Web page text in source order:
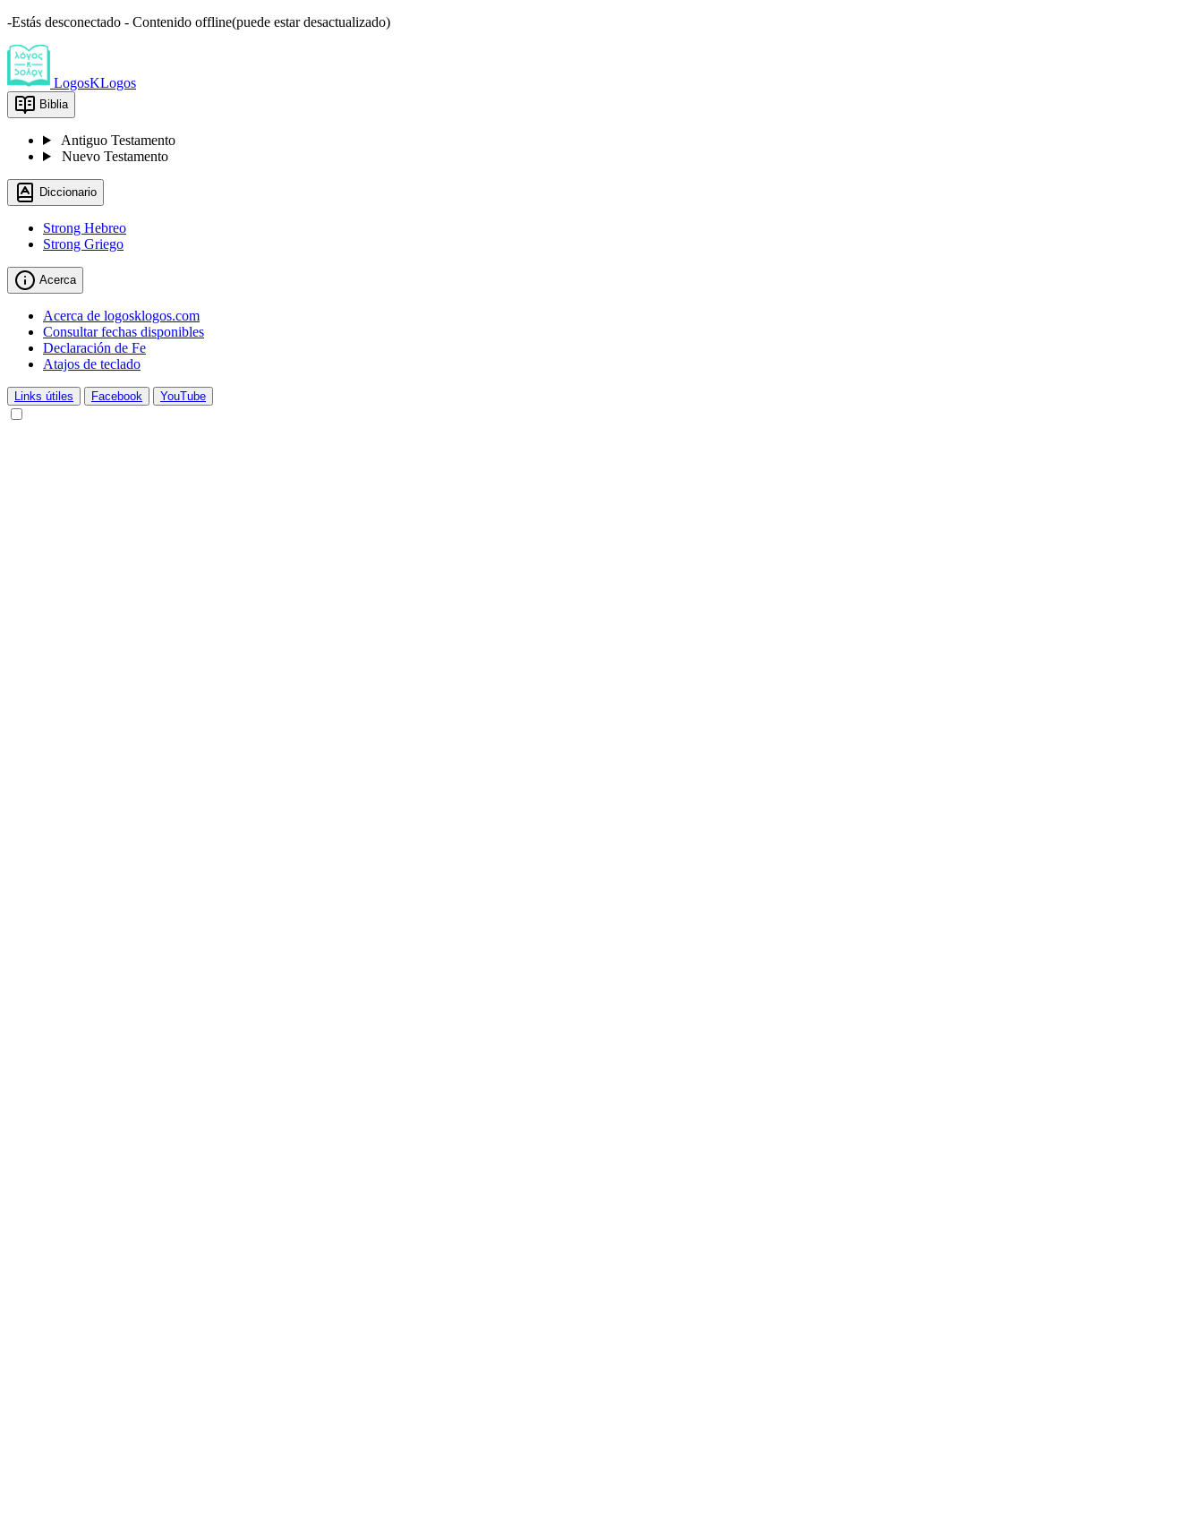
-Estás desconectado - Contenido offline(puede estar desactualizado)
LogosKLogos
Biblia
Antiguo Testamento
Nuevo Testamento
Diccionario
Strong Hebreo
Strong Griego
Acerca
Acerca de logosklogos.com
Consultar fechas disponibles
Declaración de Fe
Atajos de teclado
Links útiles Facebook YouTube